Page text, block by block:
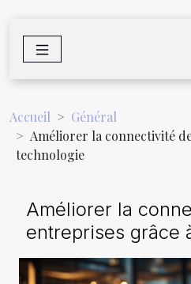
Accueil
Général
Améliorer la connectivité
technologie
Améliorer la
entreprises grâce